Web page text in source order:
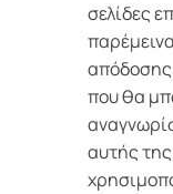
σελίδες
απόδοσης
που θα
αυτής